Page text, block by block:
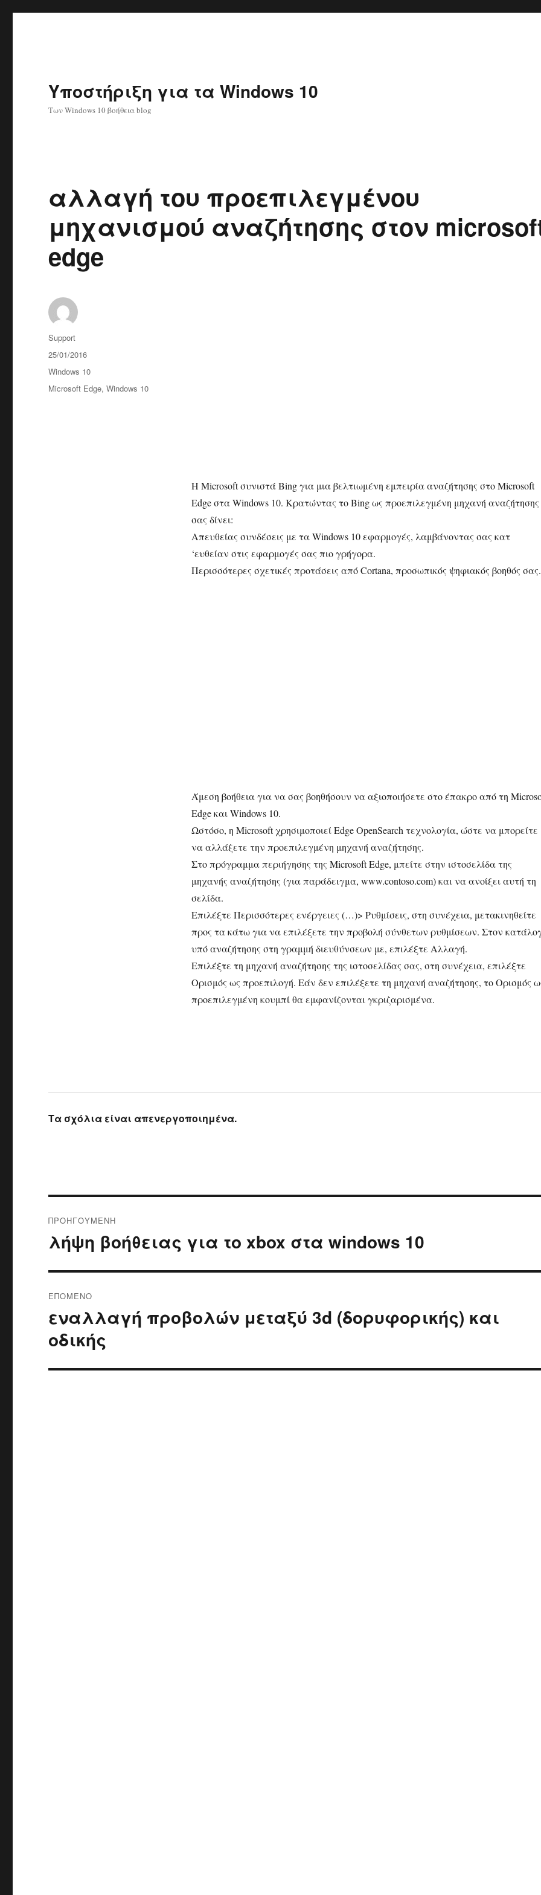
Υποστήριξη για τα Windows 10
Των Windows 10 βοήθεια blog
αλλαγή του προεπιλεγμένου
μηχανισμού αναζήτησης στον
edge
Η Microsoft συνιστά Bing για μια βελτιωμένη εμπειρία αναζήτησης στο Microsoft
Edge στα Windows 10. Κρατώντας το Bing ως προεπιλεγμένη μηχανή αναζήτησης
σας δίνει:
Απευθείας συνδέσεις με τα Windows 10 εφαρμογές, λαμβάνοντας σας κατ
‘ευθείαν στις εφαρμογές σας πιο γρήγορα.
Περισσότερες σχετικές προτάσεις από Cortana, προσωπικός ψηφιακός βοηθός σας.
Άμεση βοήθεια για να σας βοηθήσουν να αξιοποιήσετε στο έπακρο από τη
Edge και Windows 10.
Ωστόσο, η Microsoft χρησιμοποιεί Edge OpenSearch τεχνολογία, ώστε να μπορείτε
να αλλάξετε την προεπιλεγμένη μηχανή αναζήτησης.
Στο πρόγραμμα περιήγησης της Microsoft Edge, μπείτε στην ιστοσελίδα της
μηχανής αναζήτησης (για παράδειγμα, www.contoso.com) και να ανοίξει αυτή τη
σελίδα.
Επιλέξτε Περισσότερες ενέργειες (…)> Ρυθμίσεις, στη συνέχεια, μετακινηθείτε
προς τα κάτω για να επιλέξετε την προβολή σύνθετων ρυθμίσεων. Στον
υπό αναζήτησης στη γραμμή διευθύνσεων με, επιλέξτε Αλλαγή.
Επιλέξτε τη μηχανή αναζήτησης της ιστοσελίδας σας, στη συνέχεια, επιλέξτε
Ορισμός ως προεπιλογή. Εάν δεν επιλέξετε τη μηχανή αναζήτησης, το Ορισμός
προεπιλεγμένη κουμπί θα εμφανίζονται γκριζαρισμένα.
Συντάκτης
Support
Δημοσιεύτηκε
την
25/01/2016
Κατηγορίες
Windows 10
Ετικέτες
Microsoft Edge,Windows 10
Τα σχόλια είναι απενεργοποιημένα.
άρθρων
ΠΡΟΗΓΟΎΜΕΝΗ
Προηγούμενο
άρθρο:
λήψη βοήθειας για το xbox στα windows 10
ΕΠΌΜΕΝΟ
Επόμενο
άρθρο:
εναλλαγή προβολών μεταξύ 3d (δορυφορικής) και
οδικής